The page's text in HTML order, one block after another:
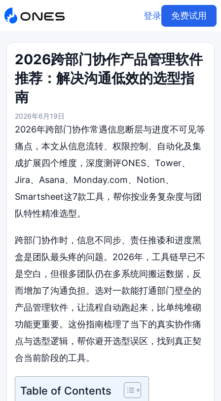
登录 免费试用
2026跨部门协作产品管理软件
推荐：解决沟通低效的选型指
南
2026年6月19日
2026年跨部门协作常遇信息断层与进度不可见等
痛点，本文从信息流转、权限控制、自动化及集
成扩展四个维度，深度测评ONES、Tower、
Jira、Asana、Monday.com、Notion、
Smartsheet这7款工具，帮你按业务复杂度与团
队特性精准选型。
跨部门协作时，信息不同步、责任推诿和进度黑
盒是团队最头疼的问题。2026年，工具链早已不
是空白，但很多团队仍在多系统间搬运数据，反
而增加了沟通负担。选对一款能打通部门壁垒的
产品管理软件，让流程自动跑起来，比单纯堆砌
功能更重要。这份指南梳理了当下的真实协作痛
点与选型逻辑，帮你避开选型误区，找到真正契
合当前阶段的工具。
Table of Contents